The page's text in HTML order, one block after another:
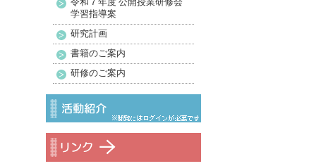
令和７年度 公開授業研修会
学習指導案
研究計画
書籍のご案内
研修のご案内